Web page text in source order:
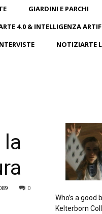
GIARDINI E PARCHI
4.0 & INTELLIGENZA
NOTIZIARTE
la
0
Who’s a good
Kelterborn